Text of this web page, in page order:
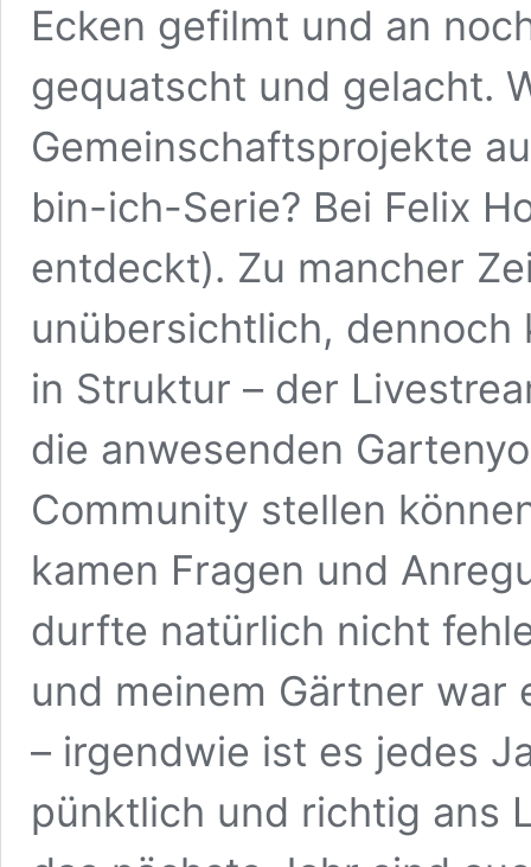
Ecken gefilmt und an
gequatscht und gelacht.
Gemeinschaftsprojekte
bin-ich-Serie? Bei Felix
entdeckt). Zu mancher
unübersichtlich, dennoch
in Struktur – der
die anwesenden
Community stellen
kamen Fragen und
durfte natürlich nicht
und meinem Gärtner
– irgendwie ist es jedes
pünktlich und richtig ans